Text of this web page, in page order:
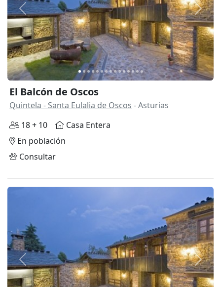
Anterior
El Balcón de Oscos
Quintela - Santa Eulalia de Oscos - Asturias
18 + 10
Casa Entera
En población
Consultar
Anterior